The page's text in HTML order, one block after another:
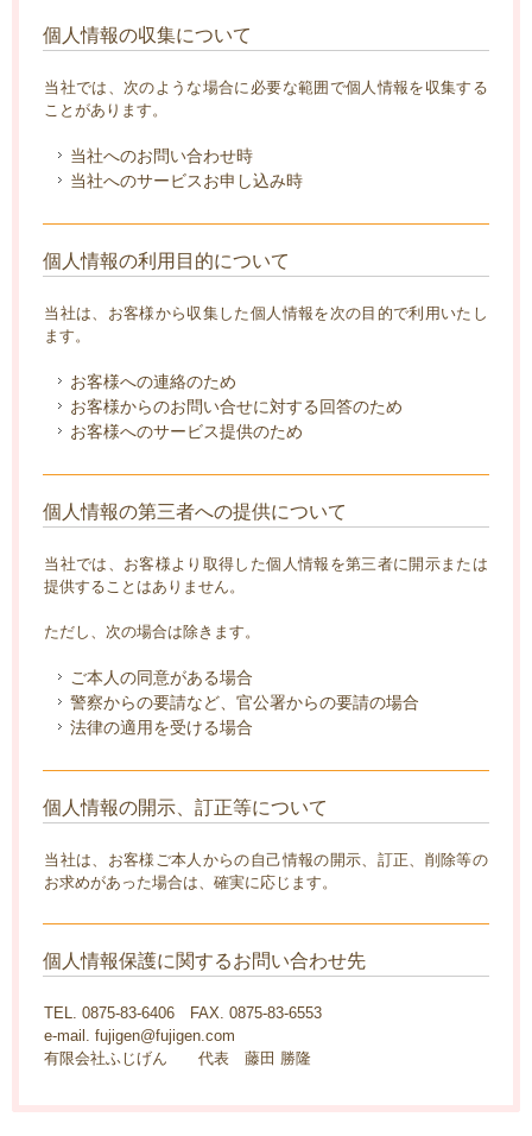
個人情報の収集について
当社では、次のような場合に必要な範囲で個人情報を収集する
ことがあります。
当社へのお問い合わせ時
当社へのサービスお申し込み時
個人情報の利用目的について
当社は、お客様から収集した個人情報を次の目的で利用いたし
ます。
お客様への連絡のため
お客様からのお問い合せに対する回答のため
お客様へのサービス提供のため
個人情報の第三者への提供について
当社では、お客様より取得した個人情報を第三者に開示または
提供することはありません。
ただし、次の場合は除きます。
ご本人の同意がある場合
警察からの要請など、官公署からの要請の場合
法律の適用を受ける場合
個人情報の開示、訂正等について
当社は、お客様ご本人からの自己情報の開示、訂正、削除等の
お求めがあった場合は、確実に応じます。
個人情報保護に関するお問い合わせ先
TEL. 0875-83-6406 FAX. 0875-83-6553
e-mail. fujigen@fujigen.com
有限会社ふじげん 代表 藤田 勝隆